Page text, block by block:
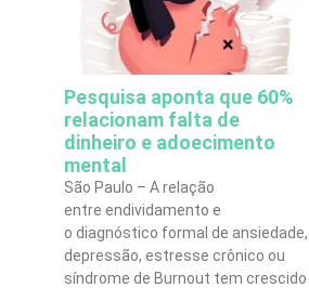
Pesquisa aponta que 60%
relacionam falta de
dinheiro e adoecimento
mental
São Paulo – A relação
entre endividamento e
o diagnóstico formal de ansiedade,
depressão, estresse crônico ou
síndrome de Burnout tem crescido